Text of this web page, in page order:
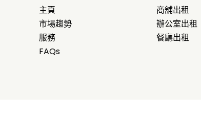
主頁
市場趨勢
服務
FAQs
商舖出租
辦公室出租
餐廳出租